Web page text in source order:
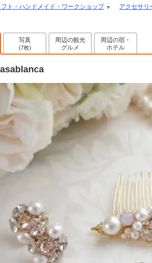
フト・ハンドメイド・ワークショップ アクセサリ
写真
(7枚)
周辺の観光
グルメ
周辺の宿・
ホテル